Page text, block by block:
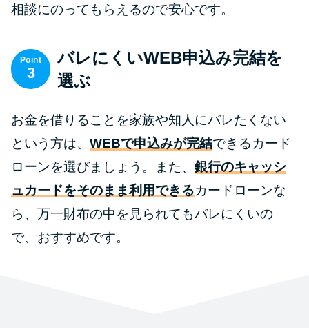
相談にのってもらえるので安心です。
Point
3
バレにくいWEB申込み完結を
選ぶ
お金を借りることを家族や知人にバレたくない
という方は、 WEBで申込みが完結できるカード
ローンを選びましょう。また、 銀行のキャッシ
ュカードをそのまま利用できるカードローンな
ら、万一財布の中を見られてもバレにくいの
で、おすすめです。